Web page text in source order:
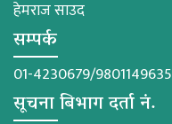
हेमराज साउद
सम्पर्क
01-4230679/9801149635
सूचना बिभाग दर्ता नं.